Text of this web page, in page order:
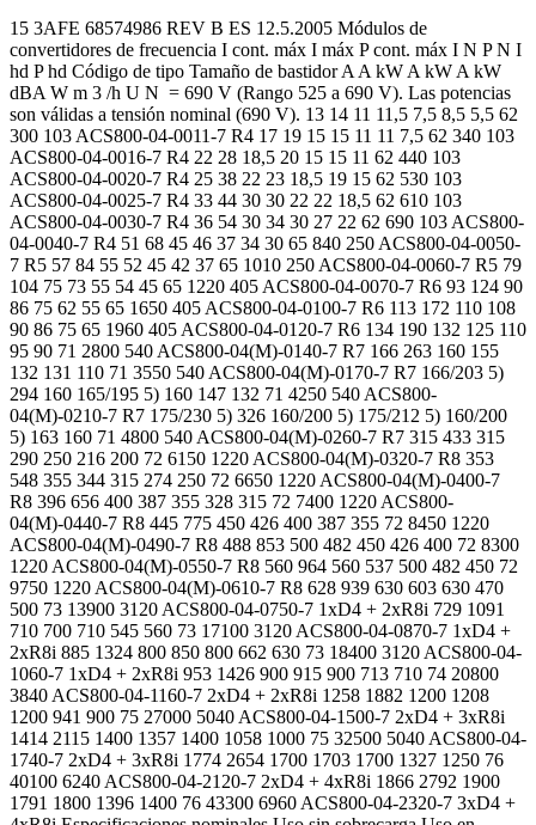
15 3AFE 68574986 REV B ES 12.5.2005 Módulos de
convertidores de frecuencia I cont. máx I máx P cont. máx I N P N I
hd P hd Código de tipo Tamaño de bastidor A A kW A kW A kW
dBA W m 3 /h U N = 690 V (Rango 525 a 690 V). Las potencias
son válidas a tensión nominal (690 V). 13 14 11 11,5 7,5 8,5 5,5 62
300 103 ACS800-04-0011-7 R4 17 19 15 15 11 11 7,5 62 340 103
ACS800-04-0016-7 R4 22 28 18,5 20 15 15 11 62 440 103
ACS800-04-0020-7 R4 25 38 22 23 18,5 19 15 62 530 103
ACS800-04-0025-7 R4 33 44 30 30 22 22 18,5 62 610 103
ACS800-04-0030-7 R4 36 54 30 34 30 27 22 62 690 103 ACS800-
04-0040-7 R4 51 68 45 46 37 34 30 65 840 250 ACS800-04-0050-
7 R5 57 84 55 52 45 42 37 65 1010 250 ACS800-04-0060-7 R5 79
104 75 73 55 54 45 65 1220 405 ACS800-04-0070-7 R6 93 124 90
86 75 62 55 65 1650 405 ACS800-04-0100-7 R6 113 172 110 108
90 86 75 65 1960 405 ACS800-04-0120-7 R6 134 190 132 125 110
95 90 71 2800 540 ACS800-04(M)-0140-7 R7 166 263 160 155
132 131 110 71 3550 540 ACS800-04(M)-0170-7 R7 166/203 5)
294 160 165/195 5) 160 147 132 71 4250 540 ACS800-
04(M)-0210-7 R7 175/230 5) 326 160/200 5) 175/212 5) 160/200
5) 163 160 71 4800 540 ACS800-04(M)-0260-7 R7 315 433 315
290 250 216 200 72 6150 1220 ACS800-04(M)-0320-7 R8 353
548 355 344 315 274 250 72 6650 1220 ACS800-04(M)-0400-7
R8 396 656 400 387 355 328 315 72 7400 1220 ACS800-
04(M)-0440-7 R8 445 775 450 426 400 387 355 72 8450 1220
ACS800-04(M)-0490-7 R8 488 853 500 482 450 426 400 72 8300
1220 ACS800-04(M)-0550-7 R8 560 964 560 537 500 482 450 72
9750 1220 ACS800-04(M)-0610-7 R8 628 939 630 603 630 470
500 73 13900 3120 ACS800-04-0750-7 1xD4 + 2xR8i 729 1091
710 700 710 545 560 73 17100 3120 ACS800-04-0870-7 1xD4 +
2xR8i 885 1324 800 850 800 662 630 73 18400 3120 ACS800-04-
1060-7 1xD4 + 2xR8i 953 1426 900 915 900 713 710 74 20800
3840 ACS800-04-1160-7 2xD4 + 2xR8i 1258 1882 1200 1208
1200 941 900 75 27000 5040 ACS800-04-1500-7 2xD4 + 3xR8i
1414 2115 1400 1357 1400 1058 1000 75 32500 5040 ACS800-04-
1740-7 2xD4 + 3xR8i 1774 2654 1700 1703 1700 1327 1250 76
40100 6240 ACS800-04-2120-7 2xD4 + 4xR8i 1866 2792 1900
1791 1800 1396 1400 76 43300 6960 ACS800-04-2320-7 3xD4 +